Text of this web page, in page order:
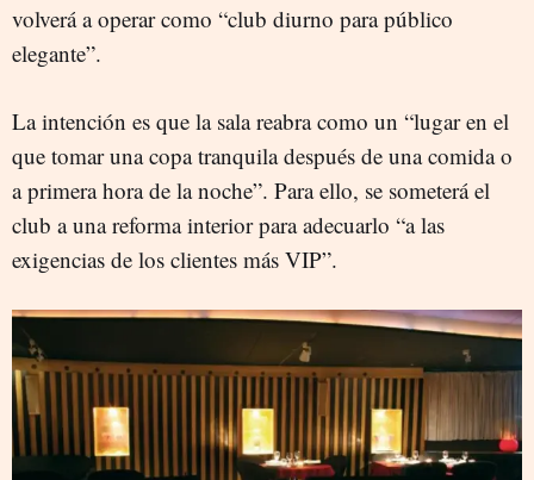
volverá a operar como “club diurno para público
elegante”.
La intención es que la sala reabra como un “lugar en el
que tomar una copa tranquila después de una comida o
a primera hora de la noche”. Para ello, se someterá el
club a una reforma interior para adecuarlo “a las
exigencias de los clientes más VIP”.